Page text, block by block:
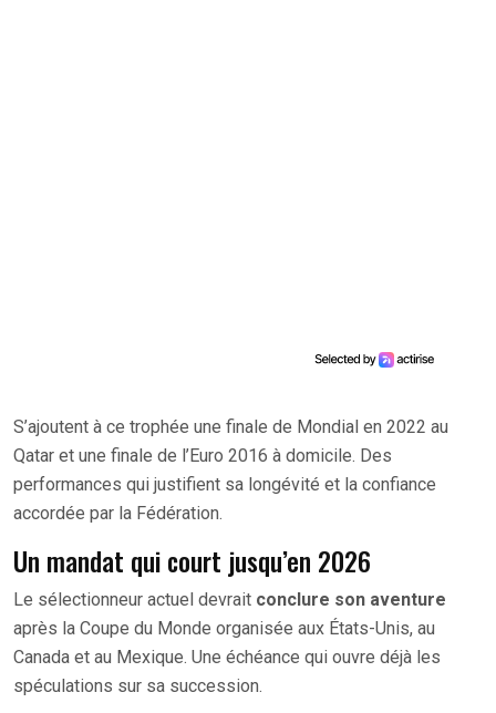
S’ajoutent à ce trophée une finale de Mondial en 2022 au
Qatar et une finale de l’Euro 2016 à domicile. Des
performances qui justifient sa longévité et la confiance
accordée par la Fédération.
Un mandat qui court jusqu’en 2026
Le sélectionneur actuel devrait conclure son aventure
après la Coupe du Monde organisée aux États-Unis, au
Canada et au Mexique. Une échéance qui ouvre déjà les
spéculations sur sa succession.